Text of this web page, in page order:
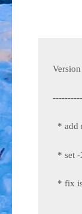
* add
* set -
* fix